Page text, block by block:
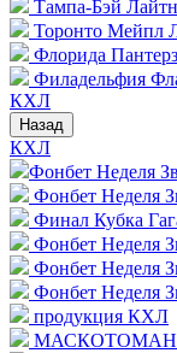
Тампа-Бэй
Торонто Мейпл
Флорида Пантерз
Филадельфия
КХЛ
Назад
КХЛ
Фонбет Неделя
Фонбет Неделя
Финал Кубка
Фонбет Неделя
Фонбет Неделя
Фонбет Неделя
продукция КХЛ